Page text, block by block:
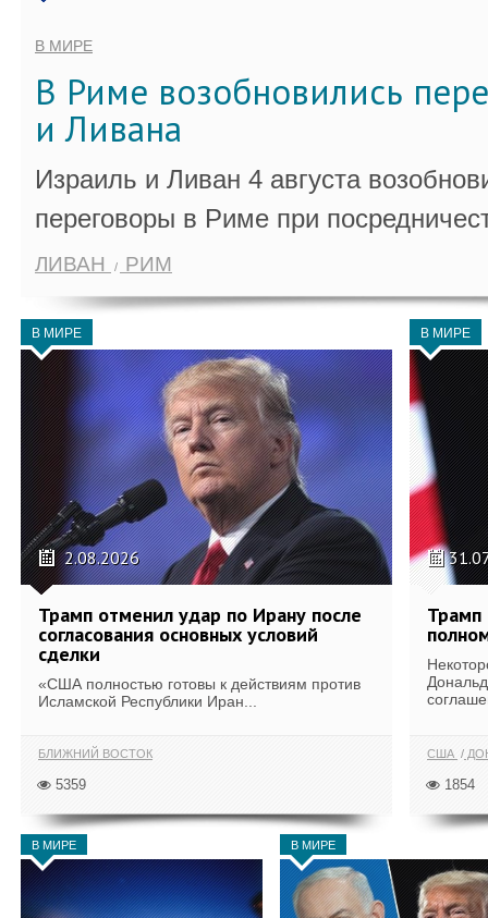
В МИРЕ
В Риме возобновились
и Ливана
Израиль и Ливан 4 августа
переговоры в Риме при
ЛИВАН РИМ
В МИРЕ
2.08.2026
Трамп отменил удар по Ирану после
согласования основных условий
сделки
«США полностью готовы к действиям против
Исламской Республики Иран...
БЛИЖНИЙ ВОСТОК
5359
В МИРЕ
Трамп
США
1854
В МИРЕ В МИРЕ